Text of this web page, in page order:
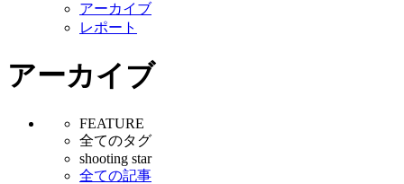
アーカイブ
レポート
アーカイブ
FEATURE
全てのタグ
shooting star
全ての記事